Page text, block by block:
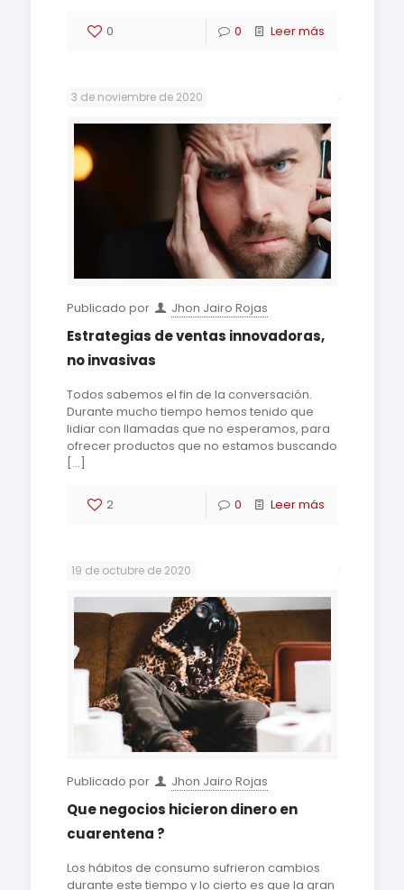
0 0 Leer más
3 de noviembre de 2020
Publicado por Jhon Jairo Rojas
Estrategias de ventas innovadoras,
no invasivas
Todos sabemos el fin de la conversación.
Durante mucho tiempo hemos tenido que
lidiar con llamadas que no esperamos, para
ofrecer productos que no estamos buscando
[…]
2 0 Leer más
19 de octubre de 2020
Publicado por Jhon Jairo Rojas
Que negocios hicieron dinero en
cuarentena ?
Los hábitos de consumo sufrieron cambios
durante este tiempo y lo cierto es que la gran